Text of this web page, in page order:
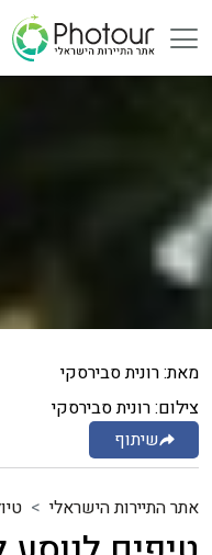
מאת: רונית סבירסקי
צילום: רונית סבירסקי
שיתוף
אתר התיירות הישראלי